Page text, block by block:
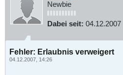
Newbie
Dabei seit: 04.12.2007
Fehler: Erlaubnis verweigert
04.12.2007, 14:26